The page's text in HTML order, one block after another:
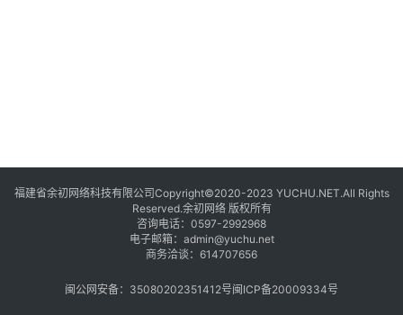
福建省余初网络科技有限公司Copyright©2020-2023 YUCHU.NET.All Rights
Reserved.余初网络 版权所有
咨询电话： 0597-2992968
电子邮箱： admin@yuchu.net
商务洽谈： 614707656
闽公网安备：35080202351412号闽ICP备20009334号